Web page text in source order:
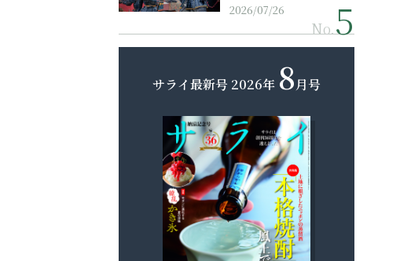
2026/07/26
No.
サライ最新号 2026年 8月号